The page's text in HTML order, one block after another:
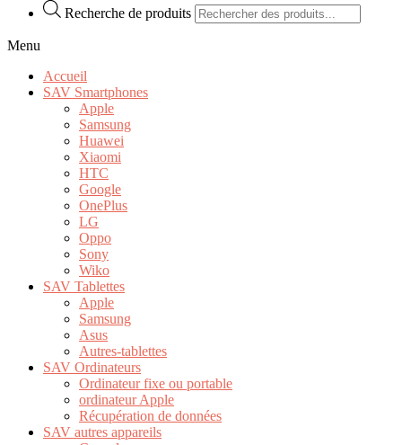
Recherche de produits
Menu
Accueil
SAV Smartphones
Apple
Samsung
Huawei
Xiaomi
HTC
Google
OnePlus
LG
Oppo
Sony
Wiko
SAV Tablettes
Apple
Samsung
Asus
Autres-tablettes
SAV Ordinateurs
Ordinateur fixe ou portable
ordinateur Apple
Récupération de données
SAV autres appareils